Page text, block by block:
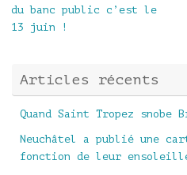
du banc public c’est le
13 juin !
Articles récents
Quand Saint Tropez snobe
Neuchâtel a publié une
fonction de leur